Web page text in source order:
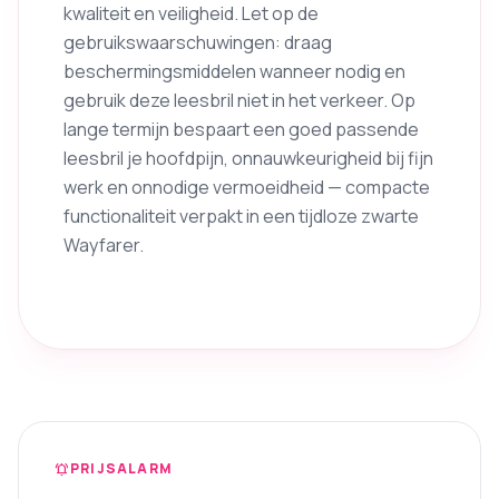
kwaliteit en veiligheid. Let op de
gebruikswaarschuwingen: draag
beschermingsmiddelen wanneer nodig en
gebruik deze leesbril niet in het verkeer. Op
lange termijn bespaart een goed passende
leesbril je hoofdpijn, onnauwkeurigheid bij fijn
werk en onnodige vermoeidheid — compacte
functionaliteit verpakt in een tijdloze zwarte
Wayfarer.
notifications_activePRIJSALARM